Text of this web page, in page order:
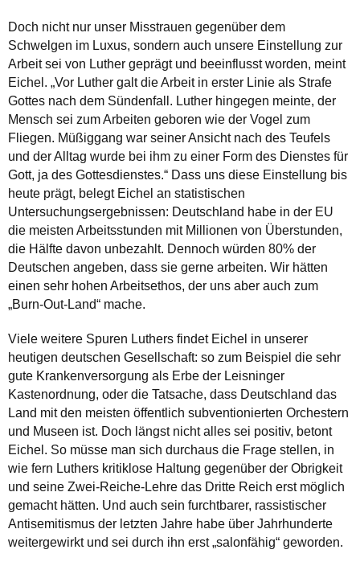
Doch nicht nur unser Misstrauen gegenüber dem
Schwelgen im Luxus, sondern auch unsere Einstellung zur
Arbeit sei von Luther geprägt und beeinflusst worden, meint
Eichel. „Vor Luther galt die Arbeit in erster Linie als Strafe
Gottes nach dem Sündenfall. Luther hingegen meinte, der
Mensch sei zum Arbeiten geboren wie der Vogel zum
Fliegen. Müßiggang war seiner Ansicht nach des Teufels
und der Alltag wurde bei ihm zu einer Form des Dienstes für
Gott, ja des Gottesdienstes.“ Dass uns diese Einstellung bis
heute prägt, belegt Eichel an statistischen
Untersuchungsergebnissen: Deutschland habe in der EU
die meisten Arbeitsstunden mit Millionen von Überstunden,
die Hälfte davon unbezahlt. Dennoch würden 80% der
Deutschen angeben, dass sie gerne arbeiten. Wir hätten
einen sehr hohen Arbeitsethos, der uns aber auch zum
„Burn-Out-Land“ mache.
Viele weitere Spuren Luthers findet Eichel in unserer
heutigen deutschen Gesellschaft: so zum Beispiel die sehr
gute Krankenversorgung als Erbe der Leisninger
Kastenordnung, oder die Tatsache, dass Deutschland das
Land mit den meisten öffentlich subventionierten Orchestern
und Museen ist. Doch längst nicht alles sei positiv, betont
Eichel. So müsse man sich durchaus die Frage stellen, in
wie fern Luthers kritiklose Haltung gegenüber der Obrigkeit
und seine Zwei-Reiche-Lehre das Dritte Reich erst möglich
gemacht hätten. Und auch sein furchtbarer, rassistischer
Antisemitismus der letzten Jahre habe über Jahrhunderte
weitergewirkt und sei durch ihn erst „salonfähig“ geworden.